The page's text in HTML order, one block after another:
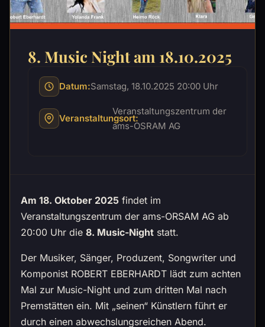
8. Music Night am 18.10.2025
Datum:Samstag, 18.10.2025 20:00 Uhr
Veranstaltungsort:
Veranstaltungszentrum der
ams-OSRAM AG
Am 18. Oktober 2025 findet im
Veranstaltungszentrum der ams-ORSAM AG ab
20:00 Uhr die 8. Music-Night statt.
Der Musiker, Sänger, Produzent, Songwriter und
Komponist ROBERT EBERHARDT lädt zum achten
Mal zur Music-Night und zum dritten Mal nach
Premstätten ein. Mit „seinen“ Künstlern führt er
durch einen abwechslungsreichen Abend.